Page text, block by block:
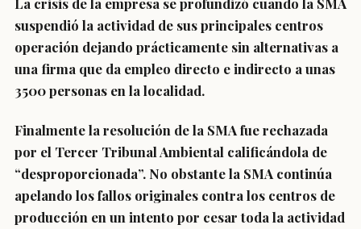
suspendió la actividad de sus principales centros
operación dejando prácticamente sin alternativas a
una firma que da empleo directo e indirecto a unas
3500 personas en la localidad.
Finalmente la resolución de la SMA fue rechazada
por el Tercer Tribunal Ambiental calificándola de
“desproporcionada”. No obstante la SMA continúa
apelando los fallos originales contra los centros de
producción en un intento por cesar toda la actividad